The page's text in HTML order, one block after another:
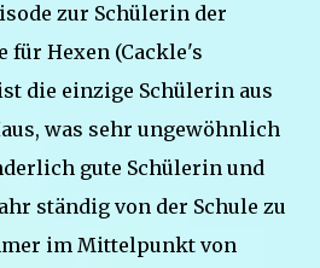
zur Schülerin der
für Hexen (Cackle's
die einzige Schülerin aus
was sehr ungewöhnlich
gute Schülerin und
ständig von der Schule zu
im Mittelpunkt von